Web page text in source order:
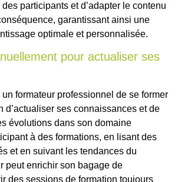
participants et d’adapter le contenu
garantissant ainsi une
optimale et personnalisée.
pour actualiser ses
un formateur professionnel de se former
d’actualiser ses connaissances et de
évolutions dans son domaine
à des formations, en lisant des
et en suivant les tendances du
peut enrichir son bagage de
des sessions de formation toujours